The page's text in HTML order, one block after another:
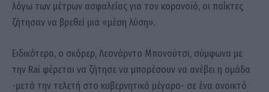
λόγω των μέτρων ασφαλείας για τον κορονοϊό, οι παίκτες
ζήτησαν να βρεθεί μια «μέση λύση».
Ειδικότερα, ο σκόρερ, Λεονάρντο Μπονούτσι, σύμφωνα με
την Rai φέρεται να ζήτησε να μπορέσουν να ανέβει η ομάδα
-μετά την τελετή στο κυβερνητικό μέγαρο- σε ένα ανοικτό